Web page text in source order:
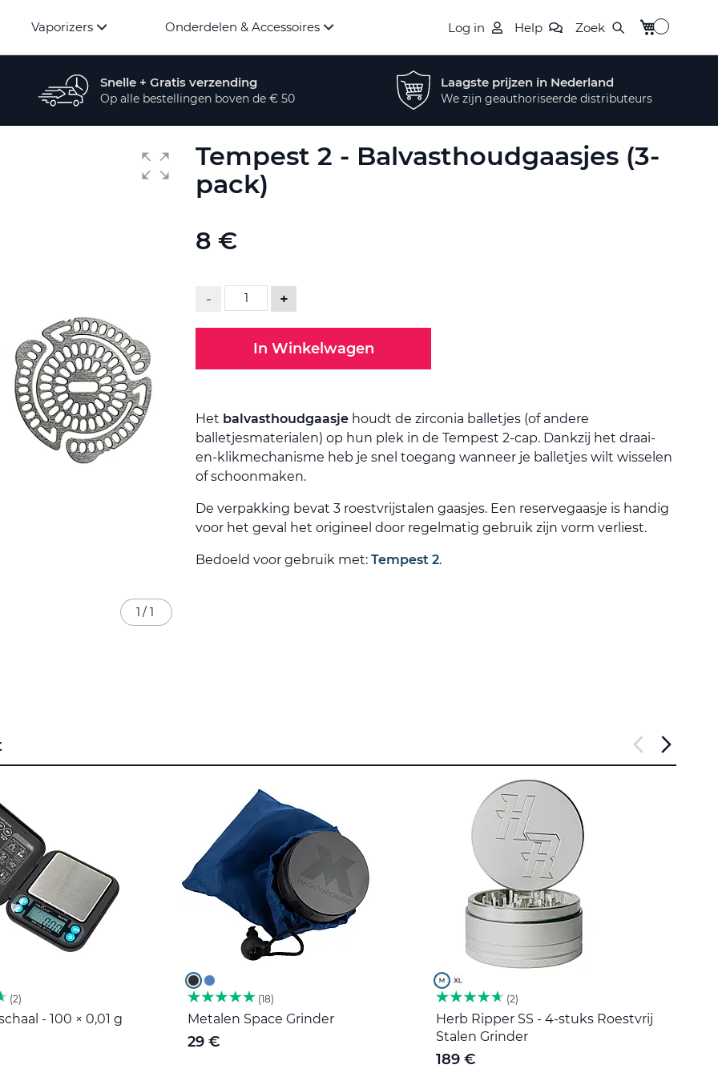
Vaporizers Onderdelen & Accessoires Log in Help Zoek Winkelwagen
Snelle + Gratis verzending
Op alle bestellingen boven de € 50
Laagste prijzen in Nederland
We zijn geauthoriseerde distributeurs
Tempest 2 - Balvasthoudgaasjes (3-
pack)
8 €
- +
In Winkelwagen
Het balvasthoudgaasje houdt de zirconia balletjes (of andere
balletjesmaterialen) op hun plek in de Tempest 2-cap. Dankzij het draai-
en-klikmechanisme heb je snel toegang wanneer je balletjes wilt wisselen
of schoonmaken.
De verpakking bevat 3 roestvrijstalen gaasjes. Een reservegaasje is handig
voor het geval het origineel door regelmatig gebruik zijn vorm verliest.
Bedoeld voor gebruik met: Tempest 2.
1 / 1
2
- 100 × 0,01 g
18
Metalen Space Grinder
29 €
2
Herb Ripper SS - 4-stuks Roestvrij
Stalen Grinder
189 €